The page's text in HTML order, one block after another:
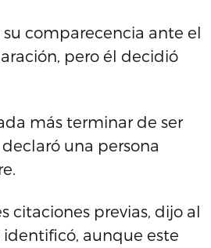
comparecencia ante el
pero él decidió
más terminar de ser
una persona
citaciones previas, dijo al
aunque este